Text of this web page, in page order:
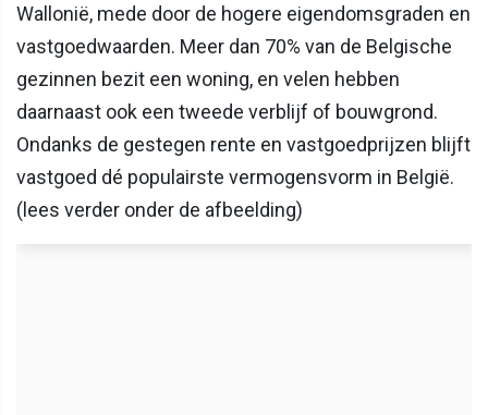
Wallonië, mede door de hogere eigendomsgraden en
vastgoedwaarden. Meer dan 70% van de Belgische
gezinnen bezit een woning, en velen hebben
daarnaast ook een tweede verblijf of bouwgrond.
Ondanks de gestegen rente en vastgoedprijzen blijft
vastgoed dé populairste vermogensvorm in België.
(lees verder onder de afbeelding)